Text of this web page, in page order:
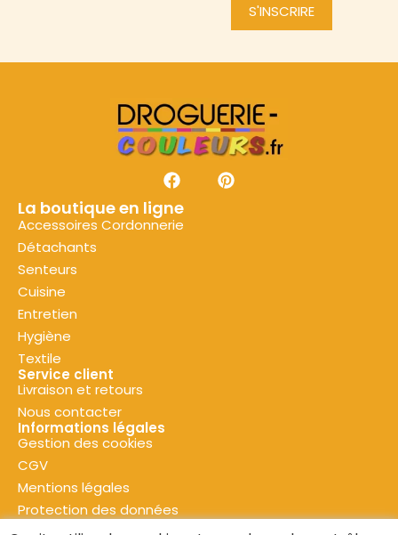
S'INSCRIRE
La boutique en ligne
Accessoires Cordonnerie
Détachants
Senteurs
Cuisine
Entretien
Hygiène
Textile
Service client
Livraison et retours
Nous contacter
Informations légales
Gestion des cookies
CGV
Mentions légales
Protection des données